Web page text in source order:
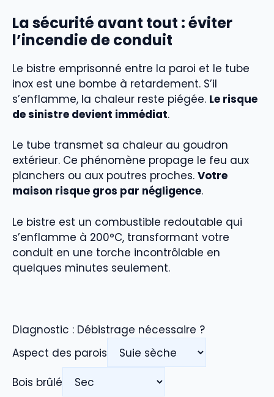
La sécurité avant tout : éviter
l’incendie de conduit
Le bistre emprisonné entre la paroi et le tube
inox est une bombe à retardement. S’il
s’enflamme, la chaleur reste piégée. Le risque
de sinistre devient immédiat.
Le tube transmet sa chaleur au goudron
extérieur. Ce phénomène propage le feu aux
planchers ou aux poutres proches. Votre
maison risque gros par négligence.
Le bistre est un combustible redoutable qui
s’enflamme à 200°C, transformant votre
conduit en une torche incontrôlable en
quelques minutes seulement.
Diagnostic : Débistrage nécessaire ?
Aspect des parois
Bois brûlé